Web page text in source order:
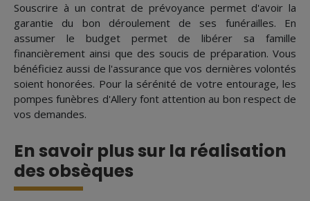
Souscrire à un contrat de prévoyance permet d'avoir la
garantie du bon déroulement de ses funérailles. En
assumer le budget permet de libérer sa famille
financièrement ainsi que des soucis de préparation. Vous
bénéficiez aussi de l'assurance que vos dernières volontés
soient honorées. Pour la sérénité de votre entourage, les
pompes funèbres d'Allery font attention au bon respect de
vos demandes.
En savoir plus sur la réalisation
des obsèques